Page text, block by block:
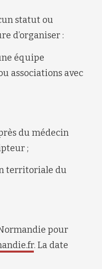
statut ou
d’organiser :
équipe
associations avec
du médecin
;
territoriale du
pour
. La date